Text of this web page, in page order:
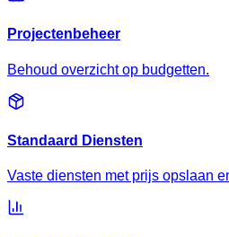
Projectenbeheer
Behoud overzicht op budgetten.
Standaard Diensten
Vaste diensten met prijs opslaan